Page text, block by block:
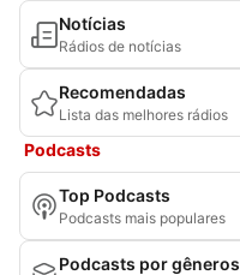
Notícias
Rádios de notícias
Recomendadas
Lista das melhores rádios
Podcasts
Top Podcasts
Podcasts mais populares
Podcasts por gêneros